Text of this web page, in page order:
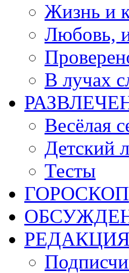
Жизнь и
Любовь,
В лучах
Весёлая
Детский
Тесты
ГОРОСКОП
РЕДАКЦИЯ